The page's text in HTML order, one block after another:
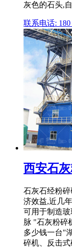
灰色的石头,
联系电话: 180
西安石
石灰石经粉
济效益,近几
可用于制造
脉 "石灰粉碎
多少钱一台"
碎机、反击式